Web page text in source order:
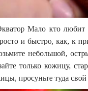
Мало кто любит
и быстро, как, к
небольшой,
только кожицу,
просуньте туда